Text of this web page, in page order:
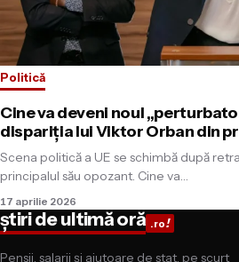
Politică
Cine va deveni noul
dispariția lui Viktor Orban din
Scena politică a UE se schimbă după
principalul său opozant. Cine va…
17 aprilie 2026
știri de ultimă oră .ro!
Pensii, salarii și ajutoare de stat, pe scurt